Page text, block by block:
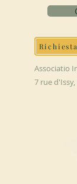
Associatio
7 rue d'Issy,